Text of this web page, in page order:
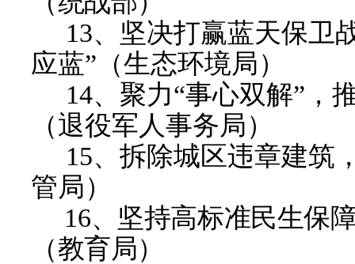
13、 坚决打赢蓝天保卫
应蓝”（生态环境局）
14、 聚力“事心双解”，
（退役军人事务局）
15、 拆除城区违章建筑
管局）
16、 坚持高标准民生保
（教育局）